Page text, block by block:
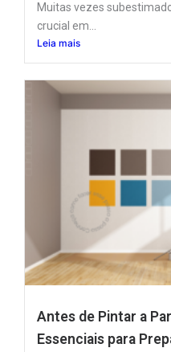
Muitas vezes
crucial em...
Leia mais
Antes de Pintar a
Essenciais para